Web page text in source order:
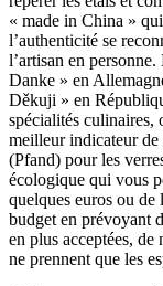
« made in China »
l’authenticité se
l’artisan en
Danke » en
Děkuji » en
spécialités culinaires,
meilleur indicateur de
(Pfand) pour les
écologique qui vous
quelques euros ou
budget en prévoyant
en plus acceptées,
ne prennent que les